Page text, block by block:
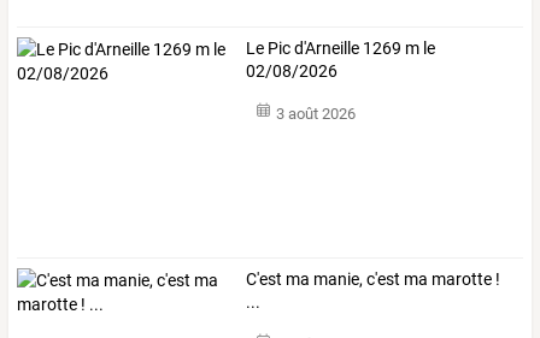
Le Pic d'Arneille 1269 m le
02/08/2026
3 août 2026
C'est ma manie, c'est ma marotte !
...